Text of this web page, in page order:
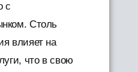
с
Столь
влияет на
что в свою